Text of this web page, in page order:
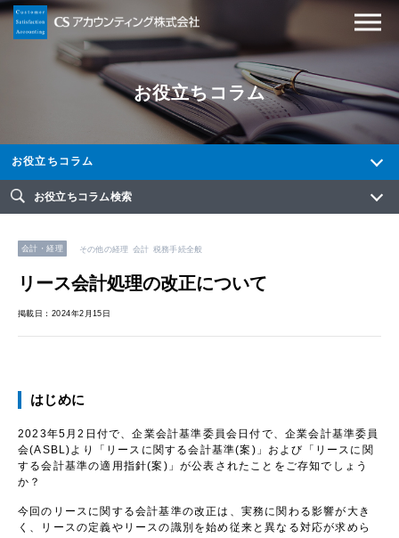
お役立ちコラム
お役立ちコラム
お役立ちコラム検索
会計・経理 その他の経理 会計 税務手続全般
リース会計処理の改正について
掲載日：2024年2月15日
はじめに
2023年5月2日付で、企業会計基準委員会日付で、企業会計基準委員
会(ASBL)より「リースに関する会計基準(案)」および「リースに関
する会計基準の適用指針(案)」が公表されたことをご存知でしょう
か？
今回のリースに関する会計基準の改正は、実務に関わる影響が大き
く、リースの定義やリースの識別を始め従来と異なる対応が求めら